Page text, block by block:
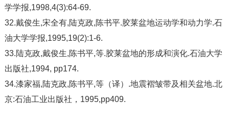
学学报,1998,4(3):64-69.
32.戴俊生,宋全有,陆克政,陈书平.胶莱盆地运动学和动力学.石
油大学学报,1995,19(2):1-6.
33.陆克政,戴俊生,陈书平,等.胶莱盆地的形成和演化.石油大学
出版社,1994, pp174.
34.漆家福,陆克政,陈书平,等（译）.地震褶皱带及相关盆地.北
京:石油工业出版社，1995,pp409.